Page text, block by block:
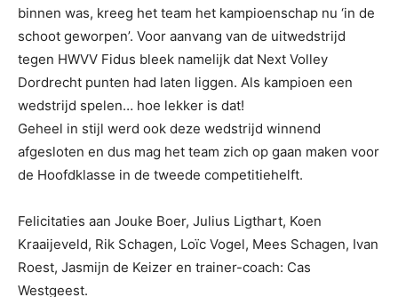
binnen was, kreeg het team het kampioenschap nu ‘in de
schoot geworpen’. Voor aanvang van de uitwedstrijd
tegen HWVV Fidus bleek namelijk dat Next Volley
Dordrecht punten had laten liggen. Als kampioen een
wedstrijd spelen… hoe lekker is dat!
Geheel in stijl werd ook deze wedstrijd winnend
afgesloten en dus mag het team zich op gaan maken voor
de Hoofdklasse in de tweede competitiehelft.
Felicitaties aan Jouke Boer, Julius Ligthart, Koen
Kraaijeveld, Rik Schagen, Loïc Vogel, Mees Schagen, Ivan
Roest, Jasmijn de Keizer en trainer-coach: Cas
Westgeest.